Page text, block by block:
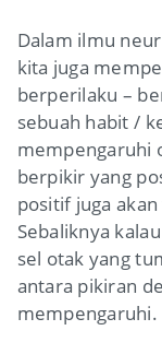
Dalam ilmu
kita juga
berperilaku –
sebuah habit /
mempengaruhi
berpikir yang
positif juga
Sebaliknya
sel otak yang
antara pikiran
mempengaruhi.